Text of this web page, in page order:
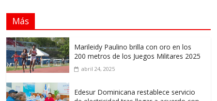
Maimón y Estero Hondo
junio 14, 2026
de los políticos de carrera
Más
Marileidy Paulino brilla con oro en los
200 metros de los Juegos Militares 2025
abril 24, 2025
Edesur Dominicana restablece servicio